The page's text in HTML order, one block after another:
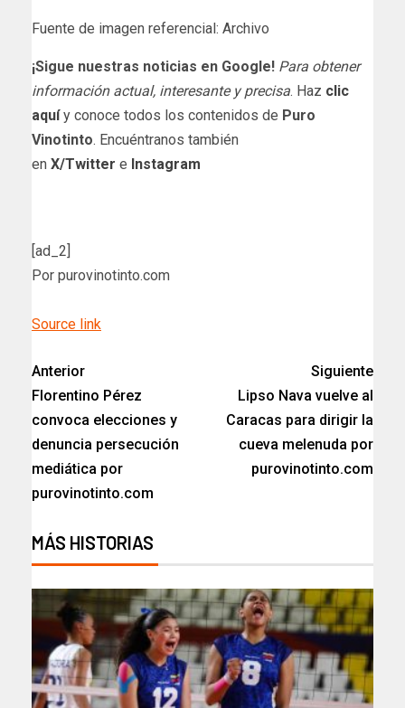
Fuente de imagen referencial: Archivo
¡Sigue nuestras noticias en Google! Para obtener
información actual, interesante y precisa. Haz clic
aquíy conoce todos los contenidos de Puro
Vinotinto. Encuéntranos también
en X/Twitter e Instagram
[ad_2]
Por purovinotinto.com
Source link
Anterior
Florentino Pérez
convoca elecciones y
denuncia persecución
mediática por
purovinotinto.com
Siguiente
Lipso Nava vuelve al
Caracas para dirigir la
cueva melenuda por
purovinotinto.com
MÁS HISTORIAS